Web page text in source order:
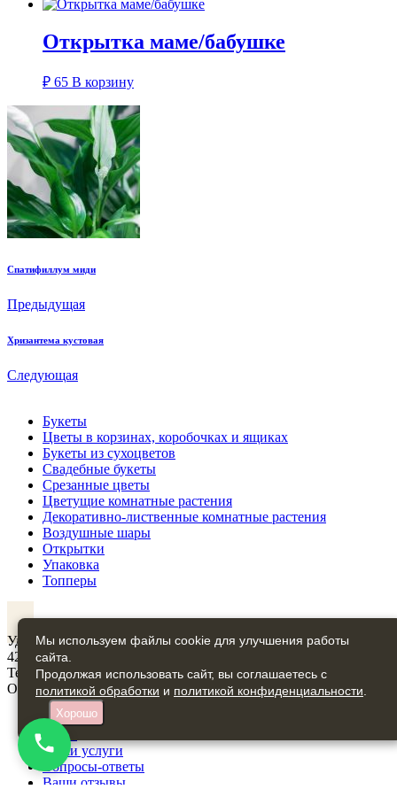
Открытка маме/бабушке
₽ 65 В корзину
Спатифиллум миди
Предыдущая
Хризантема кустовая
Следующая
Букеты
Цветы в корзинах, коробочках и ящиках
Букеты из сухоцветов
Свадебные букеты
Срезанные цветы
Цветущие комнатные растения
Декоративно-лиственные комнатные растения
Воздушные шары
Открытки
Упаковка
Топперы
Удмуртия, г. Глазов, улица Кирова, дом 1, магазин «Цвет’ок»,
427621
Тел: +7 (982) 118 08 19, +7 (341-41) 5-03-60
ООО «Цвет’ок» ИНН 1829013660
О нас
Наши услуги
Вопросы-ответы
Ваши отзывы
Мы используем файлы cookie для улучшения работы
сайта.
Продолжая использовать сайт, вы соглашаетесь с
политикой обработки и политикой конфиденциальности
Хорошо